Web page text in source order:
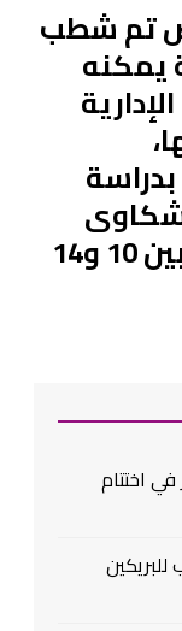
تم شطب
يمكنه
خلال اجتماعاتها المحددة بين 10 و14
في اختتام